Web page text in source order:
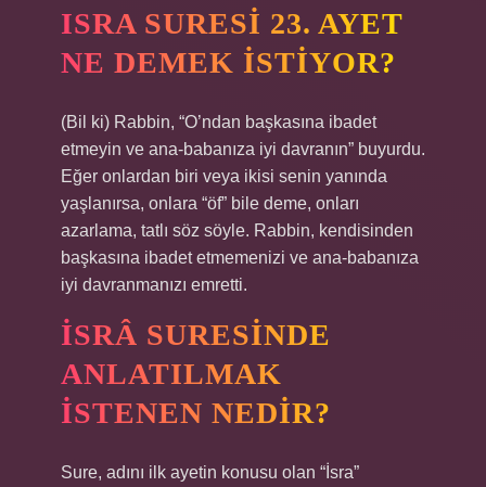
ISRA SURESI 23. AYET
NE DEMEK ISTIYOR?
(Bil ki) Rabbin, “O’ndan başkasına ibadet
etmeyin ve ana-babanıza iyi davranın” buyurdu.
Eğer onlardan biri veya ikisi senin yanında
yaşlanırsa, onlara “öf” bile deme, onları
azarlama, tatlı söz söyle. Rabbin, kendisinden
başkasına ibadet etmemenizi ve ana-babanıza
iyi davranmanızı emretti.
İSRÂ SURESINDE
ANLATILMAK
ISTENEN NEDIR?
Sure, adını ilk ayetin konusu olan “İsra”